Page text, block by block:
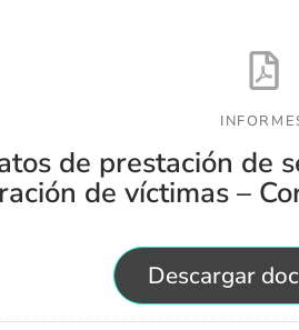
de prestación de
de víctimas –
Descargar